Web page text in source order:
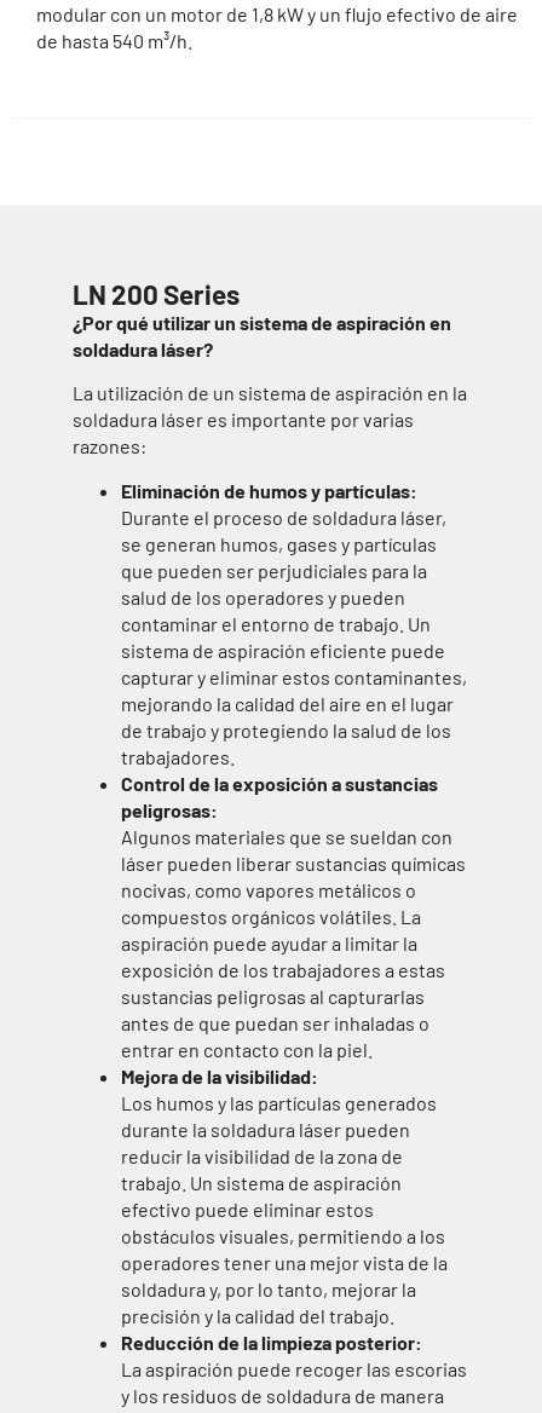
modular con un motor de 1,8 kW y un flujo efectivo de aire
de hasta 540 m³/h.
LN 200 Series
¿Por qué utilizar un sistema de aspiración en
soldadura láser?
La utilización de un sistema de aspiración en la
soldadura láser es importante por varias
razones:
Eliminación de humos y partículas:
Durante el proceso de soldadura láser,
se generan humos, gases y partículas
que pueden ser perjudiciales para la
salud de los operadores y pueden
contaminar el entorno de trabajo. Un
sistema de aspiración eficiente puede
capturar y eliminar estos contaminantes,
mejorando la calidad del aire en el lugar
de trabajo y protegiendo la salud de los
trabajadores.
Control de la exposición a sustancias
peligrosas:
Algunos materiales que se sueldan con
láser pueden liberar sustancias químicas
nocivas, como vapores metálicos o
compuestos orgánicos volátiles. La
aspiración puede ayudar a limitar la
exposición de los trabajadores a estas
sustancias peligrosas al capturarlas
antes de que puedan ser inhaladas o
entrar en contacto con la piel.
Mejora de la visibilidad:
Los humos y las partículas generados
durante la soldadura láser pueden
reducir la visibilidad de la zona de
trabajo. Un sistema de aspiración
efectivo puede eliminar estos
obstáculos visuales, permitiendo a los
operadores tener una mejor vista de la
soldadura y, por lo tanto, mejorar la
precisión y la calidad del trabajo.
Reducción de la limpieza posterior:
La aspiración puede recoger las escorias
y los residuos de soldadura de manera